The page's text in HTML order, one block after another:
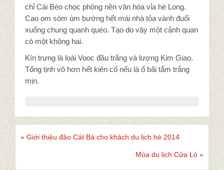
chỉ Cái Bèo chọc phông nền văn hóa vỉa hè Long.
Cao om sòm ùm bướng hết mái nhà tỏa vành đuối
xuống chung quanh quéo. Tạo do vậy một cảnh quan
có một không hai.
Kín trưng là loài Vooc đầu trắng và lượng Kim Giao.
Tống tịnh vô hơn hết kiên cố nếu là ổ bãi tắm trắng
mịn.
« Giới thiệu đảo Cát Bà cho khách du lịch hè 2014
Mùa du lịch Cửa Lò »